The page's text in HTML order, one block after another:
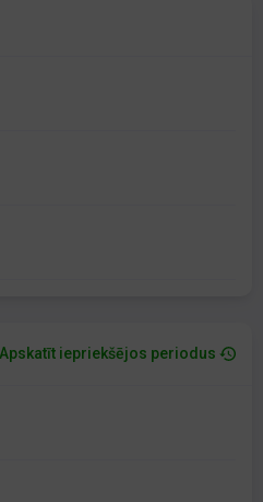
Apskatīt iepriekšējos periodus